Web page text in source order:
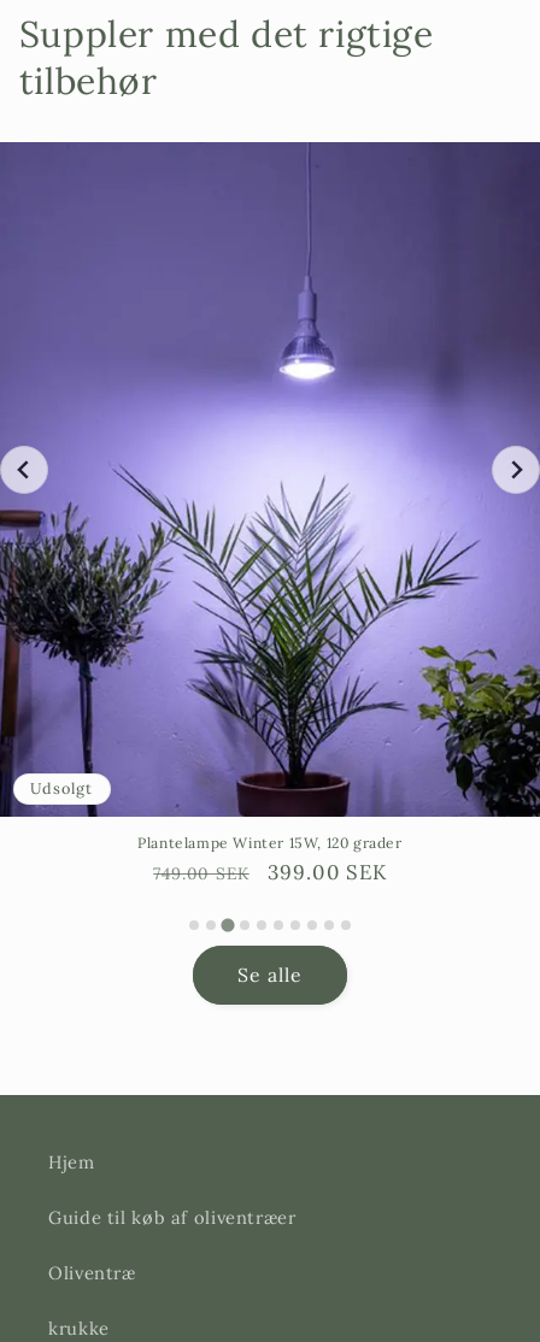
Vær opmærksom på, at træet på billedet ikke er præcis det træ, du modtager. Der er tale
om en kategorisering. Hvis du gerne vil vide mere præcist, hvordan træet ser ud, kan du
Suppler med det rigtige
tilbehør
Udsolgt
Plantelampe Winter 15W, 120 grader
Ordinarie
749.00 SEK Försäljningspris
399.00 SEK
Se alle
Hjem
Guide til køb af oliventræer
Oliventræ
krukke